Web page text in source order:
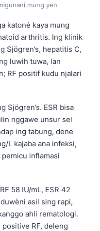
mung yen
katoné kaya mung
arthritis. Ing klinik
Sjögren’s, hepatitis C,
luwih tuwa, lan
RF positif kudu njalari
Sjögren’s. ESR bisa
nggawe unsur sel
ing tabung, dene
L kajaba ana infeksi,
inflamasi
58 IU/mL, ESR 42
asil sing rapi,
ahli rematologi.
RF, deleng